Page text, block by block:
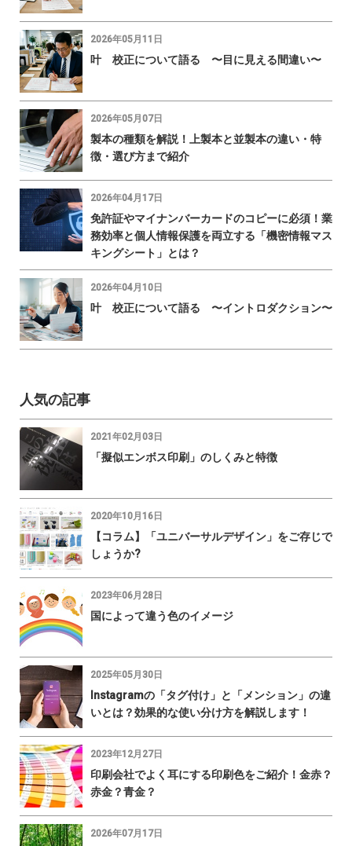
2026年05月11日
叶 校正について語る 〜目に見える間違い〜
2026年05月07日
製本の種類を解説！上製本と並製本の違い・特
徴・選び方まで紹介
2026年04月17日
免許証やマイナンバーカードのコピーに必須！業
務効率と個人情報保護を両立する「機密情報マス
キングシート」とは？
2026年04月10日
叶 校正について語る 〜イントロダクション〜
人気の記事
2021年02月03日
「擬似エンボス印刷」のしくみと特徴
2020年10月16日
【コラム】「ユニバーサルデザイン」をご存じで
しょうか?
2023年06月28日
国によって違う色のイメージ
2025年05月30日
Instagramの「タグ付け」と「メンション」の違
いとは？効果的な使い分け方を解説します！
2023年12月27日
印刷会社でよく耳にする印刷色をご紹介！金赤？
赤金？青金？
2026年07月17日